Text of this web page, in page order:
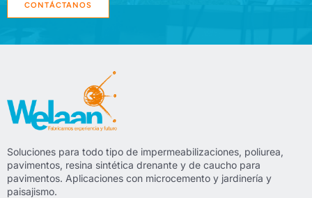
CONTÁCTANOS
Soluciones para todo tipo de impermeabilizaciones, poliurea,
pavimentos, resina sintética drenante y de caucho para
pavimentos. Aplicaciones con microcemento y jardinería y
paisajismo.